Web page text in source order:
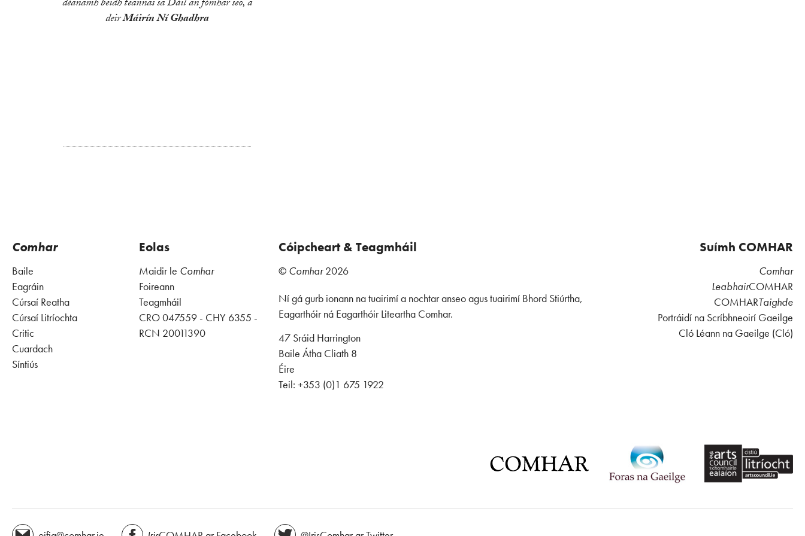
déanamh beidh teannas sa Dáil an fómhar seo, a
deirMáirín Ní Ghadhra
Comhar
Baile
Eagráin
Cúrsaí Reatha
Cúrsaí Litríochta
Critic
Cuardach
Síntiús
Eolas
Maidir le Comhar
Foireann
Teagmháil
CRO 047559 - CHY 6355 -
RCN 20011390
Cóipcheart & Teagmháil
© Comhar2026
Ní gá gurb ionann na tuairimí a nochtar anseo agus tuairimí Bhord Stiúrtha,
Eagarthóir ná Eagarthóir Liteartha Comhar.
47 Sráid Harrington
Baile Átha Cliath 8
Éire
Teil: +353 (0)1 675 1922
Suímh COMHAR
Comhar
LeabhairCOMHAR
COMHARTaighde
Portráidí na Scríbhneoirí Gaeilge
Cló Léann na Gaeilge (Cló)